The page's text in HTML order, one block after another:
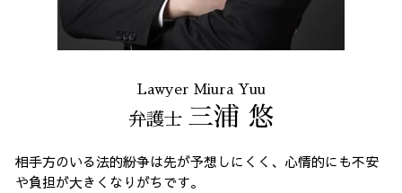
Lawyer Miura Yuu
弁護士 三浦 悠
相手方のいる法的紛争は先が予想しにくく、心情的にも不安
や負担が大きくなりがちです。